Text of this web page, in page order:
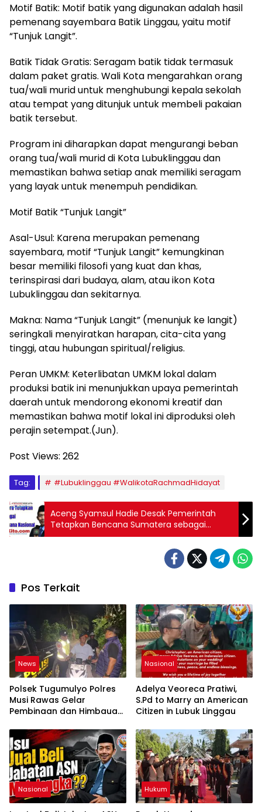
Motif Batik: Motif batik yang digunakan adalah hasil
pemenang sayembara Batik Linggau, yaitu motif
“Tunjuk Langit”.
Batik Tidak Gratis: Seragam batik tidak termasuk
dalam paket gratis. Wali Kota mengarahkan orang
tua/wali murid untuk menghubungi kepala sekolah
atau tempat yang ditunjuk untuk membeli pakaian
batik tersebut.
Program ini diharapkan dapat mengurangi beban
orang tua/wali murid di Kota Lubuklinggau dan
memastikan bahwa setiap anak memiliki seragam
yang layak untuk menempuh pendidikan.
Motif Batik “Tunjuk Langit”
​Asal-Usul: Karena merupakan pemenang
sayembara, motif “Tunjuk Langit” kemungkinan
besar memiliki filosofi yang kuat dan khas,
terinspirasi dari budaya, alam, atau ikon Kota
Lubuklinggau dan sekitarnya.
Makna: Nama “Tunjuk Langit” (menunjuk ke langit)
seringkali menyiratkan harapan, cita-cita yang
tinggi, atau hubungan spiritual/religius.
Peran UMKM: Keterlibatan UMKM lokal dalam
produksi batik ini menunjukkan upaya pemerintah
daerah untuk mendorong ekonomi kreatif dan
memastikan bahwa motif lokal ini diproduksi oleh
perajin setempat.(Jun).
Post Views: 262
Tag: #Lubuklinggau #WalikotaRachmadHidayat
Aceng Syamsul Hadie Desak Pemerintah
Tetapkan Bencana Sumatera sebagai
Bencana Nasional
Pos Terkait
News
Polsek Tugumulyo Polres
Musi Rawas Gelar
Pembinaan dan Himbauan
Lintas Kalibening
Nasional
Adelya Veoreca Pratiwi,
S.Pd to Marry an American
Citizen in Lubuk Linggau
Nasional Hukum